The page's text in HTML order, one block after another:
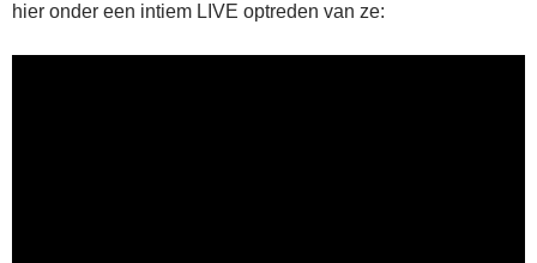
hier onder een intiem LIVE optreden van ze: